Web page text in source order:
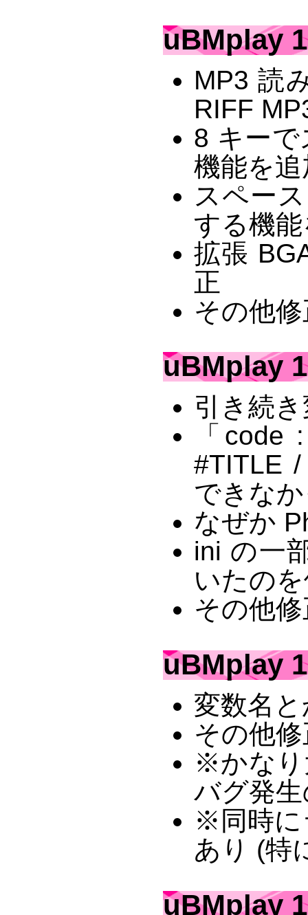
uBMplay
MP3 読
RIFF
8 キー
機能を追
スペー
する機
拡張
正
その他
uBMplay
引き続
「
#TITLE
できな
なぜか
ini の一
いたの
その他
uBMplay
変数名
その他
※かなり
バグ発
※同時に
あり (特
uBMplay